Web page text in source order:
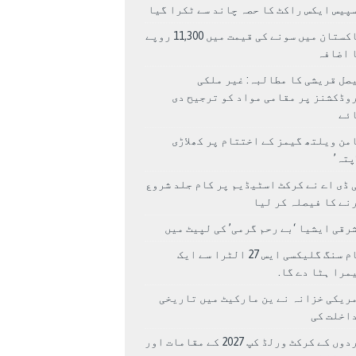
ایکس راکٹ کا حصہ چاند سے ٹکرا گیا
پاکستان میں سونے کی قیمت میں 11,300 روپے
اضافہ
قریشی کا مطالبہ: غیر ملکی
پر مقامی مواد کو ترجیح دی
ویلتھ گیمز کے اختتام پر کھلاڑی
ڈی اے نے کرکٹ اسٹیڈیم پر کام جلد شروع
کا فیصلہ کر لیا
ایشیا ‘بے رحم گرمی’ کی لپیٹ میں
سام سنگ گلیکسی ایس 27 الٹرا سے ایک
ہٹا دے گا.
خزانہ نے ین مارکیٹ میں تاریخی
کی
مردوں کے کرکٹ ورلڈ کپ 2027 کے مقامات اور